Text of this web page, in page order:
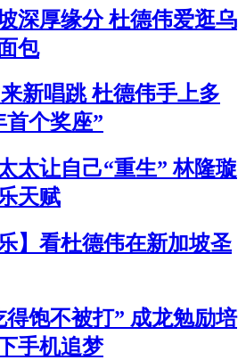
深厚缘分 杜德伟爱逛乌
包
新唱跳 杜德伟手上多
首个奖座”
太让自己“重生” 林隆璇
天赋
】看杜德伟在新加坡圣
得饱不被打” 成龙勉励培
手机追梦